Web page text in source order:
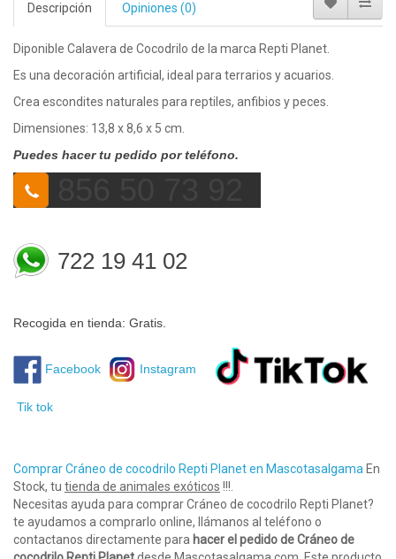
Descripción Opiniones (0)
Diponible Calavera de Cocodrilo de la marca Repti Planet.
Es una decoración artificial, ideal para terrarios y acuarios.
Crea escondites naturales para reptiles, anfibios y peces.
Dimensiones: 13,8 x 8,6 x 5 cm.
Puedes hacer tu pedido por teléfono.
722 19 41 02
Recogida en tienda: Gratis.
Facebook Instagram
Tik tok
Comprar Cráneo de cocodrilo Repti Planet en Mascotasalgama En
Stock, tu tienda de animales exóticos !!!.
Necesitas ayuda para comprar Cráneo de cocodrilo Repti Planet?
te ayudamos a comprarlo online, llámanos al teléfono o
contactanos directamente para hacer el pedido de Cráneo de